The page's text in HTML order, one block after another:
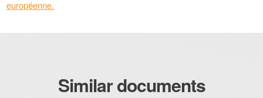
européenne.
Similar documents